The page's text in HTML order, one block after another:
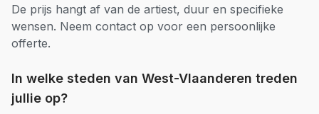
De prijs hangt af van de artiest, duur en specifieke
wensen. Neem contact op voor een persoonlijke
offerte.
In welke steden van West-Vlaanderen treden
jullie op?